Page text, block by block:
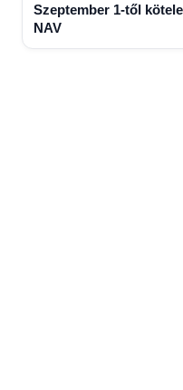
Szeptember 1-től
NAV